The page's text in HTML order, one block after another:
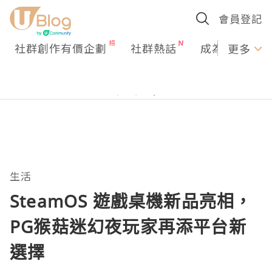
會員登記
社群創作有價企劃 社群熱話 成為U更多
生活
SteamOS 遊戲桌機新品亮相，
PG猴菇迷幻夜玩家再添平台新
選擇